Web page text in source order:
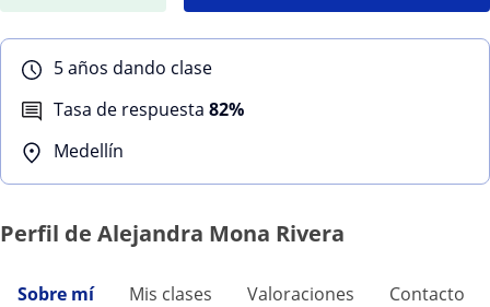
5 años dando clase
Tasa de respuesta 82%
Medellín
Perfil de Alejandra Mona Rivera
Sobre mí Mis clases Valoraciones Contacto